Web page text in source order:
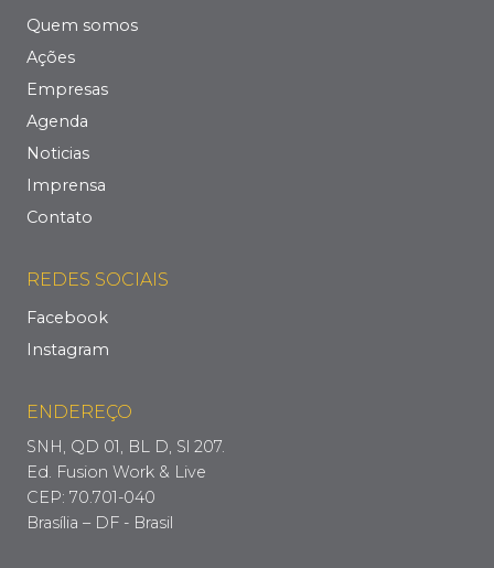
Quem somos
Ações
Empresas
Agenda
Noticias
Imprensa
Contato
REDES SOCIAIS
Facebook
Instagram
ENDEREÇO
SNH, QD 01, BL D, Sl 207.
Ed. Fusion Work & Live
CEP: 70.701-040
Brasília – DF - Brasil